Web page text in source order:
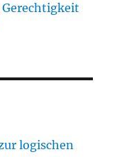
logischen